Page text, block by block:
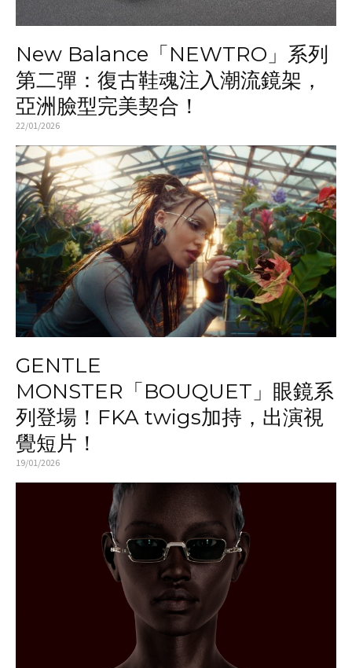
New Balance「NEWTRO」系列
第二彈：復古鞋魂注入潮流鏡架，
亞洲臉型完美契合！
22/01/2026
GENTLE
MONSTER「BOUQUET」眼鏡系
列登場！FKA twigs加持，出演視
覺短片！
19/01/2026